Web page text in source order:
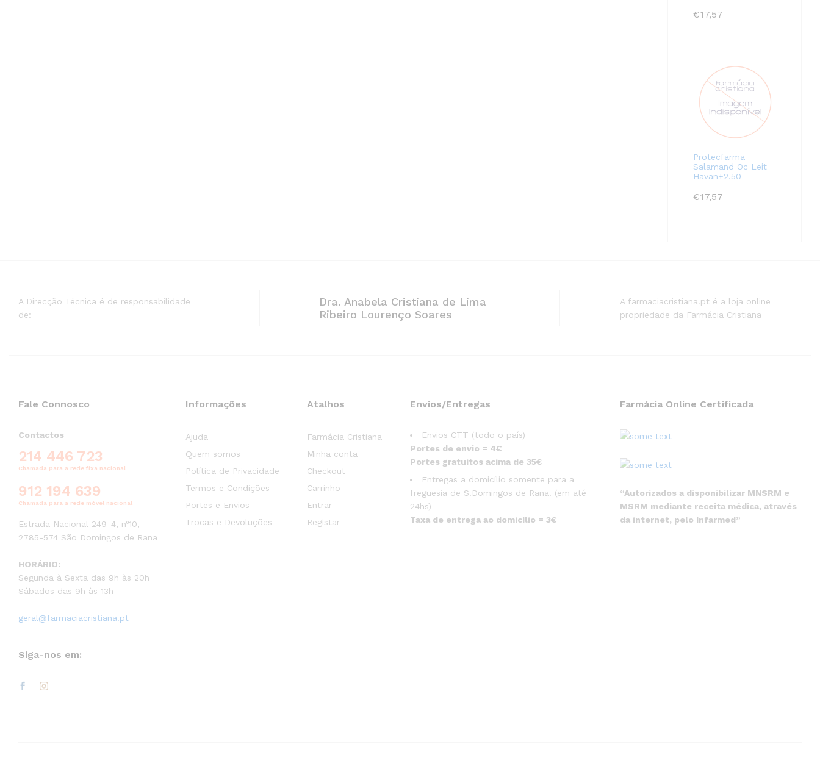
€17,57
Protecfarma
Salamand Oc Leit
Havan+2.50
€17,57
A Direcção Técnica é de responsabilidade
de:
Dra. Anabela Cristiana de Lima
Ribeiro Lourenço Soares
A farmaciacristiana.pt é a loja online
propriedade da Farmácia Cristiana
Fale Connosco
Contactos
214 446 723
Chamada para a rede fixa nacional
912 194 639
Chamada para a rede móvel nacional
Estrada Nacional 249-4, nº10,
2785-574 São Domingos de Rana
HORÁRIO:
Segunda à Sexta das 9h às 20h
Sábados das 9h às 13h
geral@farmaciacristiana.pt
Siga-nos em:
Informações
Ajuda
Quem somos
Política de Privacidade
Termos e Condições
Portes e Envios
Trocas e Devoluções
Atalhos
Farmácia Cristiana
Minha conta
Checkout
Carrinho
Entrar
Registar
Envios/Entregas
Envios CTT (todo o país)
Portes de envio = 4€
Portes gratuitos acima de 35€
Entregas a domicílio somente para a
freguesia de S.Domingos de Rana. (em até
24hs)
Taxa de entrega ao domicílio = 3€
Farmácia Online Certificada
“Autorizados a disponibilizar MNSRM e
MSRM mediante receita médica, através
da internet, pelo Infarmed”